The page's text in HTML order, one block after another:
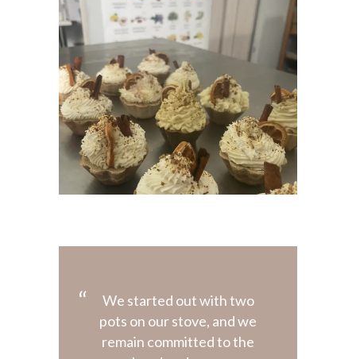
We started out with two
pots on our stove, and we
remain committed to the